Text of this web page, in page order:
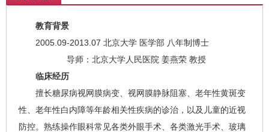
教育背景
2005.09-2013.07 北京大学 医学部 八年制博士
导师：北京大学人民医院 姜燕荣 教授
临床经历
擅长糖尿病视网膜病变、视网膜静脉阻塞、老年性黄斑变
性、老年性白内障等年龄相关性疾病的诊治，以及儿童的近视
防控。熟练操作眼科常见各类外眼手术、各类激光手术、玻璃